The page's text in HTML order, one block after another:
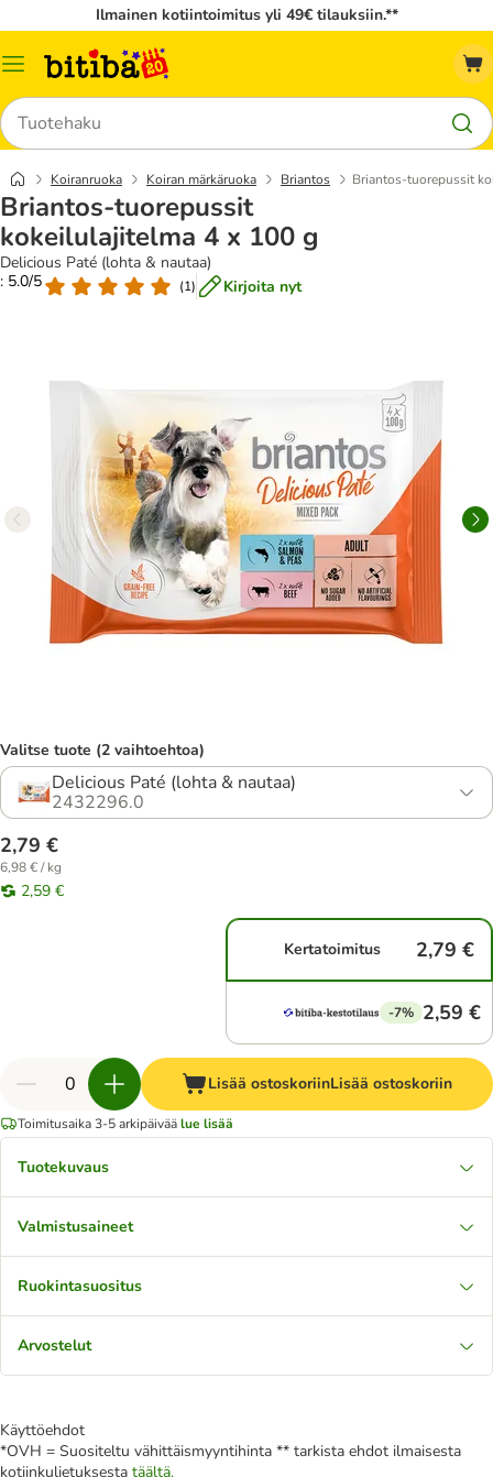
Ilmainen kotiintoimitus yli 49€ tilauksiin.**
Katalogivalikko
Hae
Koiranruoka Koiran märkäruoka Briantos Briantos-tuorepussit
Briantos-tuorepussit
kokeilulajitelma 4 x 100 g
Delicious Paté (lohta & nautaa)
: 5.0/5
(1) Kirjoita nyt
Valitse tuote (2 vaihtoehtoa)
Delicious Paté (lohta & nautaa)
2432296.0
2,79 €
6,98 € / kg
2,59 €
Kertatoimitus 2,79 €
-7% 2,59 €
Lisää ostoskoriinLisää ostoskoriin
Toimitusaika 3-5 arkipäiväälue lisää
Tuotekuvaus
Valmistusaineet
Ruokintasuositus
Arvostelut
Käyttöehdot
*OVH = Suositeltu vähittäismyyntihinta ** tarkista ehdot ilmaisesta
kotiinkuljetuksesta täältä.